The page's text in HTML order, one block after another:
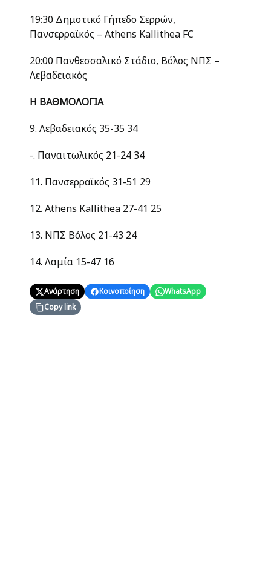
19:30 Δημοτικό Γήπεδο Σερρών,
Πανσερραϊκός – Athens Kallithea FC
20:00 Πανθεσσαλικό Στάδιο, Βόλος ΝΠΣ –
Λεβαδειακός
Η ΒΑΘΜΟΛΟΓΙΑ
9. Λεβαδειακός 35-35 34
-. Παναιτωλικός 21-24 34
11. Πανσερραϊκός 31-51 29
12. Athens Kallithea 27-41 25
13. ΝΠΣ Βόλος 21-43 24
14. Λαμία 15-47 16
Ανάρτηση Κοινοποίηση
WhatsApp
Copy link